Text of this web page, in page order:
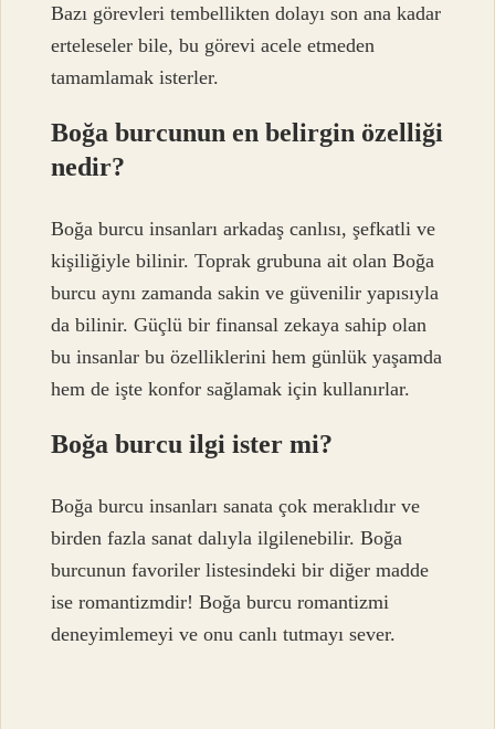
Bazı görevleri tembellikten dolayı son ana kadar
erteleseler bile, bu görevi acele etmeden
tamamlamak isterler.
Boğa burcunun en belirgin özelliği
nedir?
Boğa burcu insanları arkadaş canlısı, şefkatli ve
kişiliğiyle bilinir. Toprak grubuna ait olan Boğa
burcu aynı zamanda sakin ve güvenilir yapısıyla
da bilinir. Güçlü bir finansal zekaya sahip olan
bu insanlar bu özelliklerini hem günlük yaşamda
hem de işte konfor sağlamak için kullanırlar.
Boğa burcu ilgi ister mi?
Boğa burcu insanları sanata çok meraklıdır ve
birden fazla sanat dalıyla ilgilenebilir. Boğa
burcunun favoriler listesindeki bir diğer madde
ise romantizmdir! Boğa burcu romantizmi
deneyimlemeyi ve onu canlı tutmayı sever.